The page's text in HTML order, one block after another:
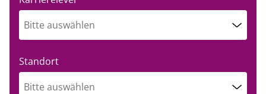
Freiwilligendienste
Bitte auswählen
Standort
Bitte auswählen